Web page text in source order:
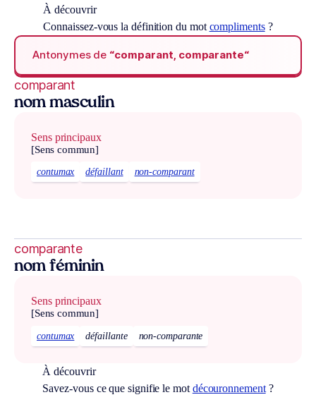
À découvrir
Connaissez-vous la définition du mot compliments?
Antonymes de “comparant, comparante“
comparant
nom masculin
Sens principaux
[Sens commun]
contumax défaillant non-comparant
comparante
nom féminin
Sens principaux
[Sens commun]
contumax défaillante non-comparante
À découvrir
Savez-vous ce que signifie le mot découronnement?